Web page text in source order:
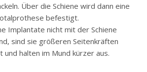
Über die Schiene wird dann eine
befestigt.
Implantate nicht mit der Schiene
sind sie größeren Seitenkräften
und halten im Mund kürzer aus.